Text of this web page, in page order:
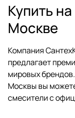
Купить
Москве
Компания
предлагает
мировых
Москвы вы
смесители с